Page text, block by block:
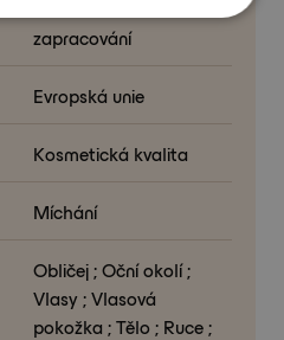
zapracování
Evropská unie
Kosmetická kvalita
Míchání
Obličej ; Oční okolí ;
Vlasy ; Vlasová
pokožka ; Tělo ; Ruce ;